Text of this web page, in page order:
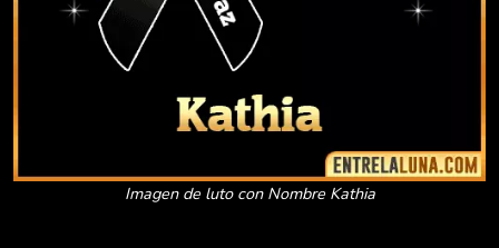
Imagen de luto con Nombre Kathia